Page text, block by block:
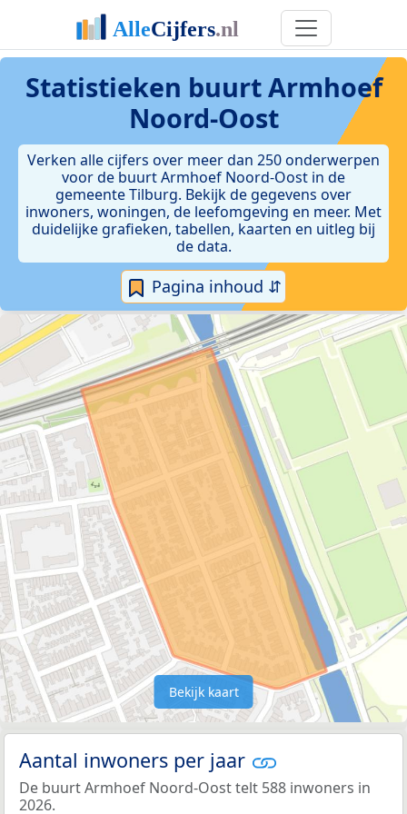
Statistieken buurt Armhoef
Noord-Oost
Verken alle cijfers over meer dan 250 onderwerpen
voor de buurt Armhoef Noord-Oost in de
gemeente Tilburg. Bekijk de gegevens over
inwoners, woningen, de leefomgeving en meer. Met
duidelijke grafieken, tabellen, kaarten en uitleg bij
de data.
Pagina inhoud ⇵
Bekijk kaart
Aantal inwoners per jaar
De buurt Armhoef Noord-Oost telt 588 inwoners in
2026.